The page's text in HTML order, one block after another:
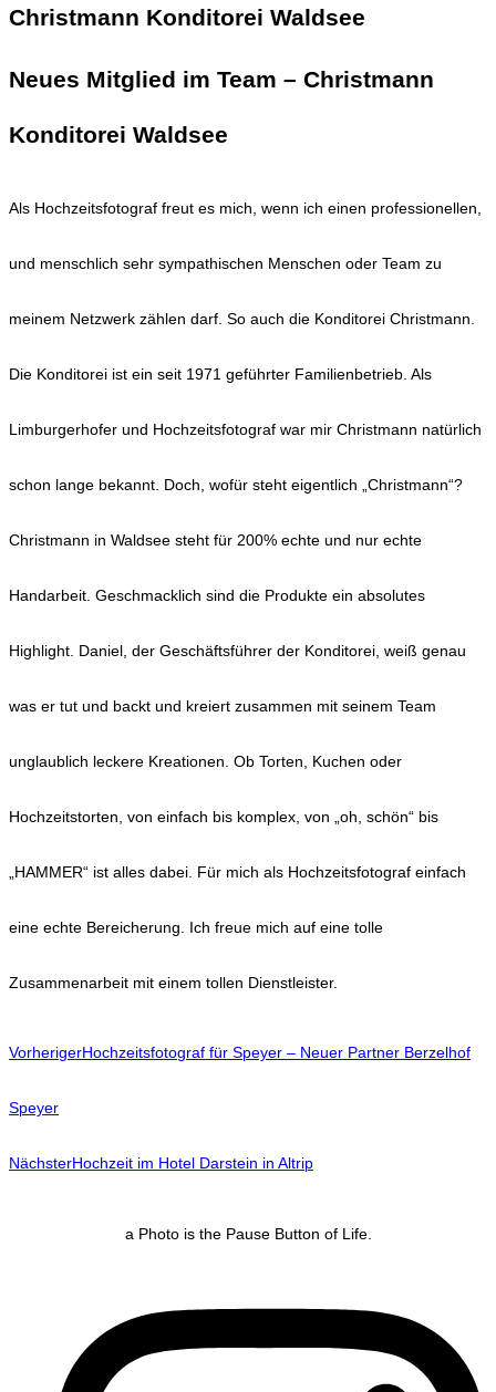
Christmann Konditorei Waldsee
Neues Mitglied im Team – Christmann
Konditorei Waldsee
Als Hochzeitsfotograf freut es mich, wenn ich einen professionellen,
und menschlich sehr sympathischen Menschen oder Team zu
meinem Netzwerk zählen darf. So auch die Konditorei Christmann.
Die Konditorei ist ein seit 1971 geführter Familienbetrieb. Als
Limburgerhofer und Hochzeitsfotograf war mir Christmann natürlich
schon lange bekannt. Doch, wofür steht eigentlich „Christmann“?
Christmann in Waldsee steht für 200% echte und nur echte
Handarbeit. Geschmacklich sind die Produkte ein absolutes
Highlight. Daniel, der Geschäftsführer der Konditorei, weiß genau
was er tut und backt und kreiert zusammen mit seinem Team
unglaublich leckere Kreationen. Ob Torten, Kuchen oder
Hochzeitstorten, von einfach bis komplex, von „oh, schön“ bis
„HAMMER“ ist alles dabei. Für mich als Hochzeitsfotograf einfach
eine echte Bereicherung. Ich freue mich auf eine tolle
Zusammenarbeit mit einem tollen Dienstleister.
VorherigerHochzeitsfotograf für Speyer – Neuer Partner Berzelhof
Speyer
NächsterHochzeit im Hotel Darstein in Altrip
a Photo is the Pause Button of Life.